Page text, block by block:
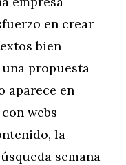
en crear
bien
propuesta
aparece en
webs
la
semana